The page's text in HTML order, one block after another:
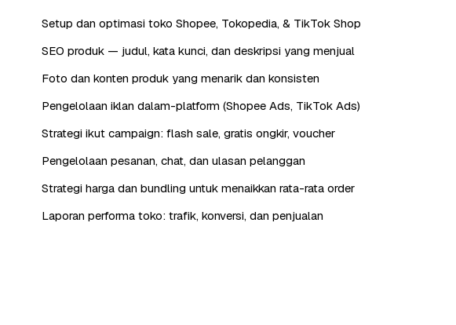
Setup dan optimasi toko Shopee, Tokopedia, & TikTok Shop
SEO produk — judul, kata kunci, dan deskripsi yang menjual
Foto dan konten produk yang menarik dan konsisten
Pengelolaan iklan dalam-platform (Shopee Ads, TikTok Ads)
Strategi ikut campaign: flash sale, gratis ongkir, voucher
Pengelolaan pesanan, chat, dan ulasan pelanggan
Strategi harga dan bundling untuk menaikkan rata-rata order
Laporan performa toko: trafik, konversi, dan penjualan